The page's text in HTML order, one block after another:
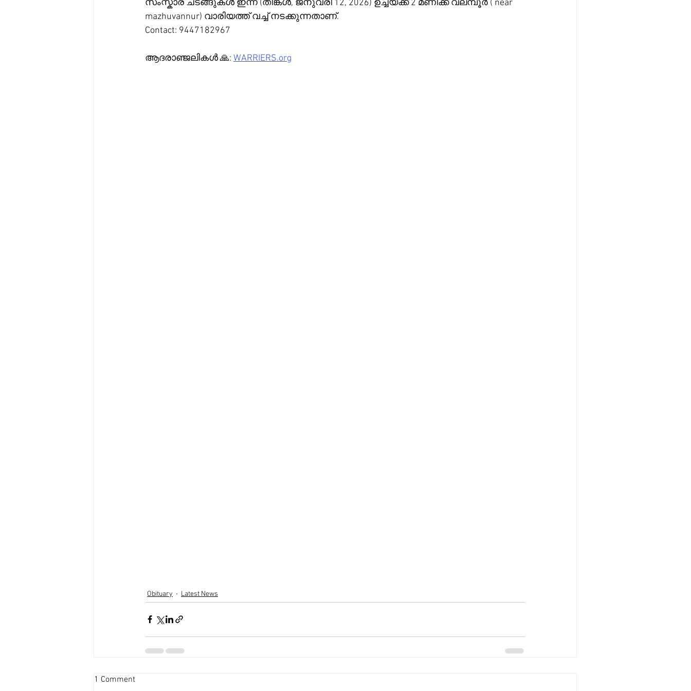
സംസ്കാര ചടങ്ങുകൾ ഇന്ന് (തിങ്കൾ, ജനുവരി 12, 2026) ഉച്ചയ്ക്ക് 2 മണിക്ക് വലമ്പൂർ ( near
mazhuvannur) വാരിയത്ത് വച്ച് നടക്കുന്നതാണ്.
Contact: 9447182967
ആദരാഞ്ജലികൾ 🙏: WARRIERS.org
Obituary Latest News
1 Comment